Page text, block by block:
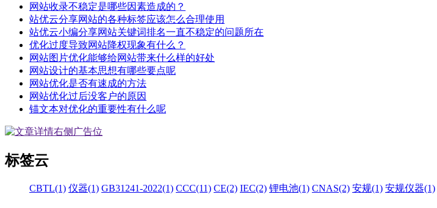
网站收录不稳定是哪些因素造成的？
站优云分享网站的各种标签应该怎么合理使用
站优云小编分享网站关键词排名一直不稳定的问题所在
优化过度导致网站降权现象有什么？
网站图片优化能够给网站带来什么样的好处
网站设计的基本思想有哪些要点呢
网站优化是否有速成的方法
网站优化过后没客户的原因
锚文本对优化的重要性有什么呢
标签云
CBTL(1) 仪器(1) GB31241-2022(1) CCC(11) CE(2) IEC(2) 锂电池(1) CNAS(2) 安规(1) 安规仪器(1)